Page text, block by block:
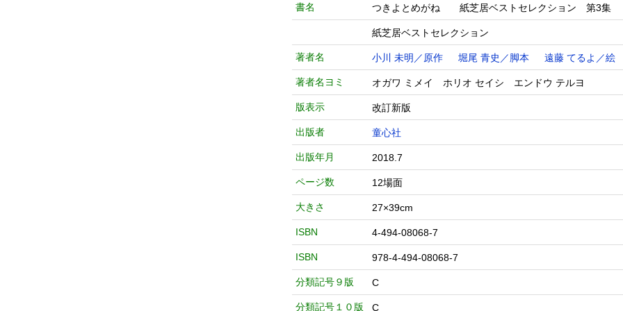
書名 つきよとめがね 紙芝居ベストセレクション
紙芝居ベストセレクション
著者名 小川 未明／原作 堀尾 青史／脚本 遠藤 てるよ／絵
著者名ヨミ オガワ ミメイ ホリオ セイシ エンドウ テルヨ
版表示 改訂新版
出版者 童心社
出版年月 2018.7
ページ数 12場面
大きさ 27×39cm
ISBN 4-494-08068-7
ISBN 978-4-494-08068-7
分類記号９版 C
分類記号１０版 C